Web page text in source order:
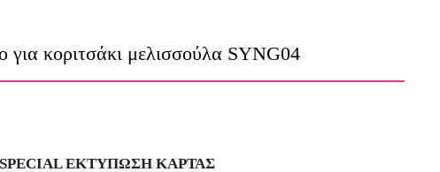
για κοριτσάκι μελισσούλα SYNG04
ΕΚΤΥΠΩΣΗ KAΡΤΑΣ